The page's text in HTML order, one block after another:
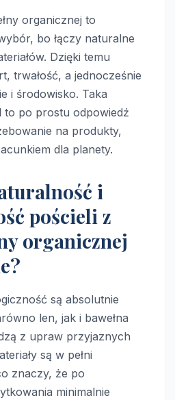
organicznej to
bo łączy naturalne
Dzięki temu
trwałość, a jednocześnie
i środowisko. Taka
to po prostu odpowiedź
na produkty,
dla planety.
i
pościeli z
organicznej
są absolutnie
len, jak i bawełna
z upraw przyjaznych
są w pełni
znaczy, że po
minimalnie